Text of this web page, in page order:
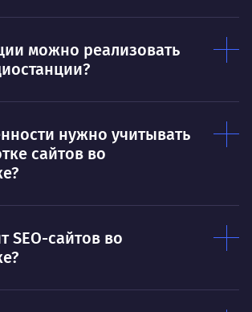
можно реализовать
нужно учитывать
сайтов во
SEO-сайтов во